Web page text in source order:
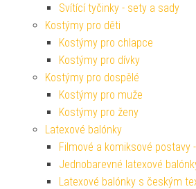
Svítící tyčinky - sety a sady
Kostýmy pro děti
Kostýmy pro chlapce
Kostýmy pro dívky
Kostýmy pro dospělé
Kostýmy pro muže
Kostýmy pro ženy
Latexové balónky
Filmové a komiksové postavy
Jednobarevné latexové
Latexové balónky s českým